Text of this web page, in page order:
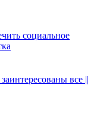
социальное
все ||